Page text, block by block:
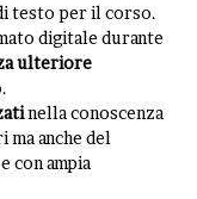
testo per il corso.
digitale durante
ulteriore
nella conoscenza
anche del
e con ampia